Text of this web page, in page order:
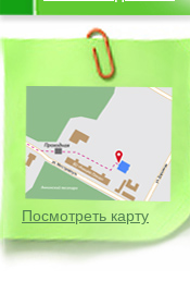
Посмотреть карту